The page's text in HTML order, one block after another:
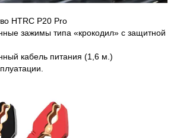
HTRC P20 Pro
зажимы типа «крокодил» с защитной
кабель питания (1,6 м.)